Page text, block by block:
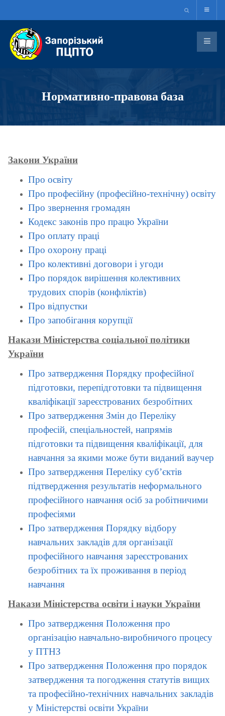
Нормативно-правова база
Закони України
Про освіту
Про професійну (професійно-технічну) освіту
Про звернення громадян
Кодекс законів про працю України
Про оплату праці
Про охорону праці
Про колективні договори і угоди
Про порядок вирішення колективних
трудових спорів (конфліктів)
Про відпустки
Про запобігання корупції
Накази Міністерства соціальної політики
України
Про затвердження Порядку професійної
підготовки, перепідготовки та підвищення
кваліфікації зареєстрованих безробітних
Про затвердження Змін до Переліку
професій, спеціальностей, напрямів
підготовки та підвищення кваліфікації, для
навчання за якими може бути виданий ваучер
Про затвердження Переліку суб’єктів
підтвердження результатів неформального
професійного навчання осіб за робітничими
професіями
Про затвердження Порядку відбору
навчальних закладів для організації
професійного навчання зареєстрованих
безробітних та їх проживання в період
навчання
Накази Міністерства освіти і науки України
Про затвердження Положення про
організацію навчально-виробничого процесу
у ПТНЗ
Про затвердження Положення про порядок
затвердження та погодження статутів вищих
та професійно-технічних навчальних закладів
у Міністерстві освіти України